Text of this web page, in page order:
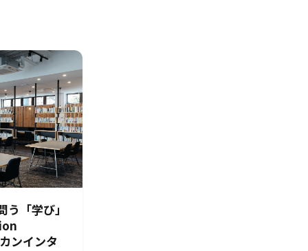
「学び」
ンインタ